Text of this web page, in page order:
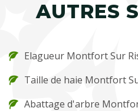
AUTRES
Elagueur Montfort Sur
Taille de haie Montfort
Abattage d'arbre